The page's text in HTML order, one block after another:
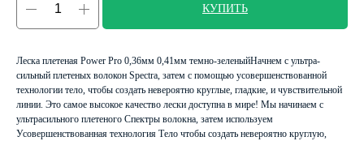
КУПИТЬ
Леска плетеная Power Pro 0,36мм 0,41мм темно-зеленыйНачнем с ультра-
сильный плетеных волокон Spectra, затем с помощью усовершенствованной
технологии тело, чтобы создать невероятно круглые, гладкие, и чувствительной
линии. Это самое высокое качество лески доступна в мире! Мы начинаем с
ультрасильного плетеного Спектры волокна, затем используем
Усовершенствованная технология Тело чтобы создать невероятно круглую,